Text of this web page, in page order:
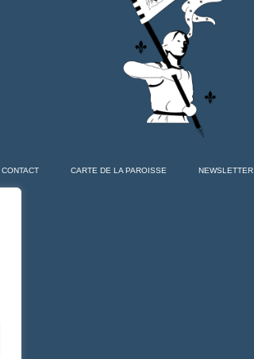
CONTACT CARTE DE LA PAROISSE NEWSLETTER